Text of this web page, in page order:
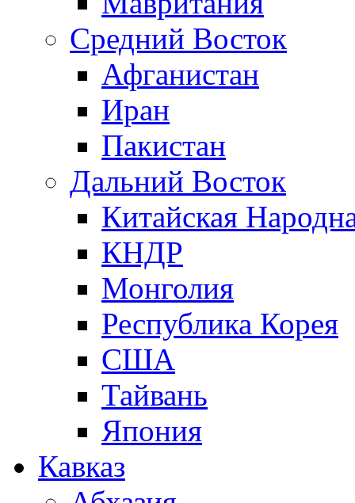
Средний Восток
Афганистан
Иран
Пакистан
Дальний Восток
Китайская
КНДР
Монголия
Республика Корея
США
Тайвань
Япония
Кавказ